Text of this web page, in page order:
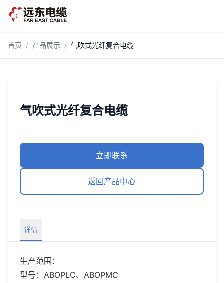
跳到主内容
首页 / 产品展示 / 气吹式光纤复合电缆
气吹式光纤复合电缆
立即联系
返回产品中心
详情
生产范围：
型号：ABOPLC、ABOPMC